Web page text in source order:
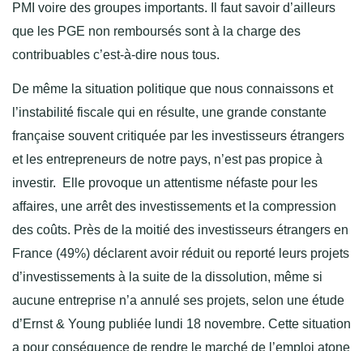
PMI voire des groupes importants. Il faut savoir d’ailleurs
que les PGE non remboursés sont à la charge des
contribuables c’est-à-dire nous tous.
De même la situation politique que nous connaissons et
l’instabilité fiscale qui en résulte, une grande constante
française souvent critiquée par les investisseurs étrangers
et les entrepreneurs de notre pays, n’est pas propice à
investir. Elle provoque un attentisme néfaste pour les
affaires, une arrêt des investissements et la compression
des coûts. Près de la moitié des investisseurs étrangers en
France (49%) déclarent avoir réduit ou reporté leurs projets
d’investissements à la suite de la dissolution, même si
aucune entreprise n’a annulé ses projets, selon une étude
d’Ernst & Young publiée lundi 18 novembre. Cette situation
a pour conséquence de rendre le marché de l’emploi atone